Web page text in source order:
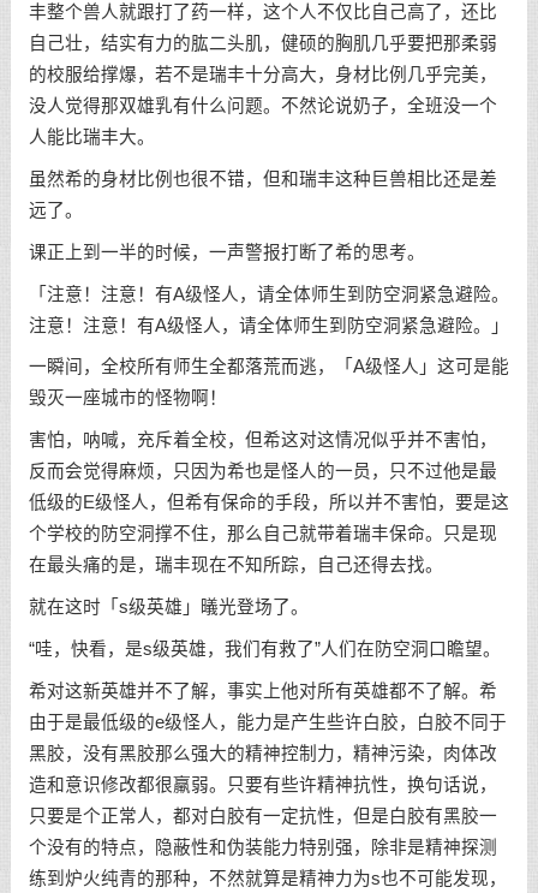
丰整个兽人就跟打了药一样，这个人不仅比自己高了，还比
自己壮，结实有力的肱二头肌，健硕的胸肌几乎要把那柔弱
的校服给撑爆，若不是瑞丰十分高大，身材比例几乎完美，
没人觉得那双雄乳有什么问题。不然论说奶子，全班没一个
人能比瑞丰大。
虽然希的身材比例也很不错，但和瑞丰这种巨兽相比还是差
远了。
课正上到一半的时候，一声警报打断了希的思考。
「注意！注意！有A级怪人，请全体师生到防空洞紧急避险。
注意！注意！有A级怪人，请全体师生到防空洞紧急避险。」
一瞬间，全校所有师生全都落荒而逃，「A级怪人」这可是能
毁灭一座城市的怪物啊！
害怕，呐喊，充斥着全校，但希这对这情况似乎并不害怕，
反而会觉得麻烦，只因为希也是怪人的一员，只不过他是最
低级的E级怪人，但希有保命的手段，所以并不害怕，要是这
个学校的防空洞撑不住，那么自己就带着瑞丰保命。只是现
在最头痛的是，瑞丰现在不知所踪，自己还得去找。
就在这时「s级英雄」㬢光登场了。
“哇，快看，是s级英雄，我们有救了”人们在防空洞口瞻望。
希对这新英雄并不了解，事实上他对所有英雄都不了解。希
由于是最低级的e级怪人，能力是产生些许白胶，白胶不同于
黑胶，没有黑胶那么强大的精神控制力，精神污染，肉体改
造和意识修改都很羸弱。只要有些许精神抗性，换句话说，
只要是个正常人，都对白胶有一定抗性，但是白胶有黑胶一
个没有的特点，隐蔽性和伪装能力特别强，除非是精神探测
练到炉火纯青的那种，不然就算是精神力为s也不可能发现，